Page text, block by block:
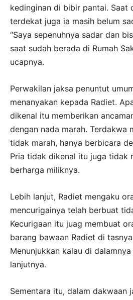
kedinginan di bibir pantai. Saat
terdekat juga ia masih belum
“Saya sepenuhnya sadar dan
saat sudah berada di Rumah
ucapnya.
Perwakilan jaksa penuntut
menanyakan kepada Radiet.
dikenal itu memberikan
dengan nada marah. Terdakwa
tidak marah, hanya berbicara
Pria tidak dikenal itu juga tidak
berharga miliknya.
Lebih lanjut, Radiet mengaku
mencurigainya telah berbuat
Kecurigaan itu juag membuat
barang bawaan Radiet di
Menunjukkan kalau di dalamnya
lanjutnya.
Sementara itu, dalam dakwaan